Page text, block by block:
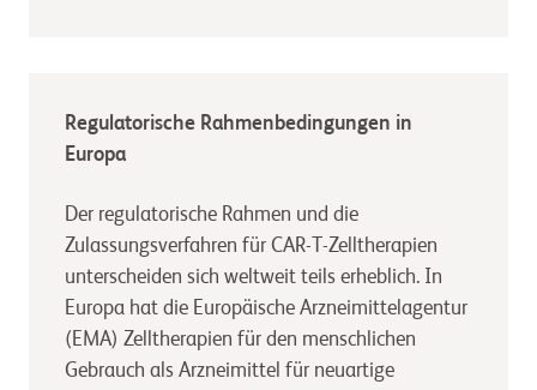
Regulatorische Rahmenbedingungen in
Europa
Der regulatorische Rahmen und die
Zulassungsverfahren für CAR-T-Zelltherapien
unterscheiden sich weltweit teils erheblich. In
Europa hat die Europäische Arzneimittelagentur
(EMA) Zelltherapien für den menschlichen
Gebrauch als Arzneimittel für neuartige